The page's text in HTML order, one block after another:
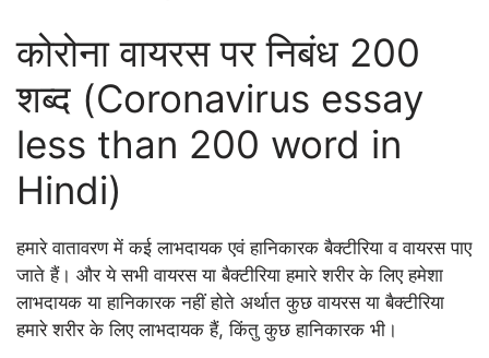
कोरोना वायरस पर निबंध 200
शब्द (Coronavirus essay
less than 200 word in
Hindi)
हमारे वातावरण में कई लाभदायक एवं हानिकारक बैक्टीरिया व वायरस पाए
जाते हैं। और ये सभी वायरस या बैक्टीरिया हमारे शरीर के लिए हमेशा
लाभदायक या हानिकारक नहीं होते अर्थात कुछ वायरस या बैक्टीरिया
हमारे शरीर के लिए लाभदायक हैं, किंतु कुछ हानिकारक भी।